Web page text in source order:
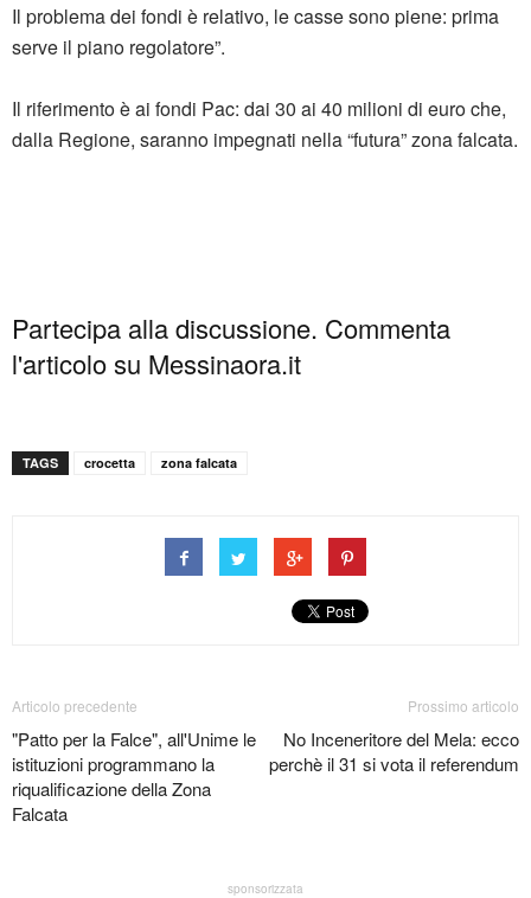
Il problema dei fondi è relativo, le casse sono piene: prima
serve il piano regolatore”.
Il riferimento è ai fondi Pac: dai 30 ai 40 milioni di euro che,
dalla Regione, saranno impegnati nella “futura” zona falcata.
Partecipa alla discussione. Commenta
l'articolo su Messinaora.it
TAGS crocetta zona falcata
Articolo precedente
"Patto per la Falce", all'Unime le
istituzioni programmano la
riqualificazione della Zona
Falcata
Prossimo articolo
No Inceneritore del Mela: ecco
perchè il 31 si vota il referendum
sponsorizzata